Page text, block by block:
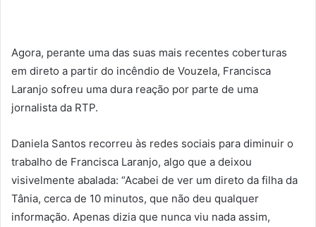
Agora, perante uma das suas mais recentes coberturas
em direto a partir do incêndio de Vouzela, Francisca
Laranjo sofreu uma dura reação por parte de uma
jornalista da RTP.
Daniela Santos recorreu às redes sociais para diminuir o
trabalho de Francisca Laranjo, algo que a deixou
visivelmente abalada: “Acabei de ver um direto da filha da
Tânia, cerca de 10 minutos, que não deu qualquer
informação. Apenas dizia que nunca viu nada assim,